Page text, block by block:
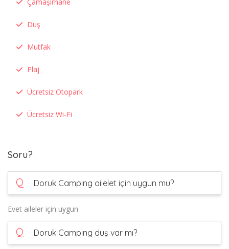
Çamaşırhane
Duş
Mutfak
Plaj
Ücretsiz Otopark
Ücretsiz Wi-Fi
Soru?
Q Doruk Camping ailelet için uygun mu?
Evet aileler için uygun
Q Doruk Camping duş var mı?